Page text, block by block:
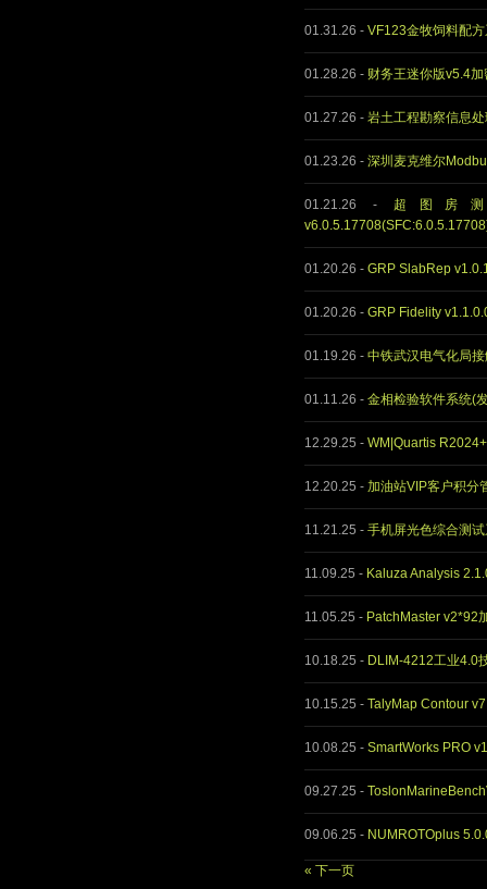
01.31.26 - VF123金牧饲料配
01.28.26 - 财务王迷你版v5.4加
01.27.26 - 岩土工程勘察信息
01.23.26 - 深圳麦克维尔
01.21.26 - 超图房测
01.20.26 - GRP SlabRep
01.20.26 - GRP Fidelity
01.19.26 - 中铁武汉电气化局
01.11.26 - 金相检验软件系统(
12.29.25 - WM|Quartis
12.20.25 - 加油站VIP客户积分
11.21.25 - 手机屏光色综合测
11.09.25 - Kaluza Analysis
11.05.25 - PatchMaster v2*92
10.18.25 - DLIM-4212工业4.0
10.15.25 - TalyMap Contour
10.08.25 - SmartWorks PRO
09.27.25 -
09.06.25 - NUMROTOplus
« 下一页